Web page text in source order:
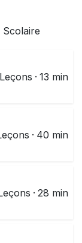
Leçons · 13 min
· 40 min
· 28 min